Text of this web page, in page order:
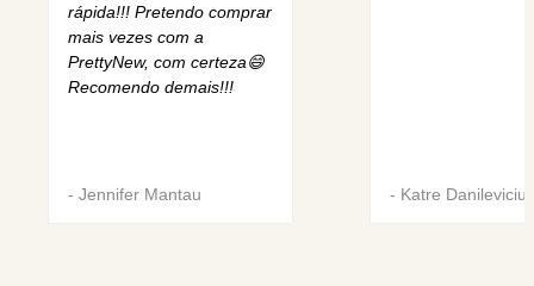
rápida!!! Pretendo comprar
mais vezes com a
PrettyNew, com certeza😄
Recomendo demais!!!
- Jennifer Mantau - Katre Danilevicius